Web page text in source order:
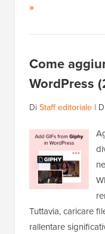
»
Come
WordPress
Di Staff editoriale |
Tuttavia, caricare
rallentare